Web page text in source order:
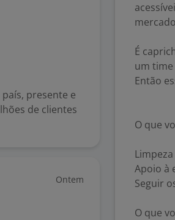
presente e
de clientes
Ontem
É
um time
Então
O que
Apoio à
Seguir
O que